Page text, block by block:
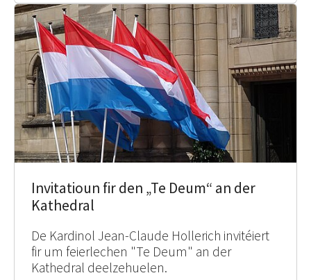
Invitatioun fir den „Te Deum“ an der
Kathedral
De Kardinol Jean-Claude Hollerich invitéiert
fir um feierlechen "Te Deum" an der
Kathedral deelzehuelen.